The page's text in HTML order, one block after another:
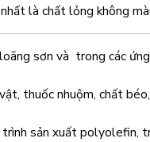
là chất lỏng không
sơn và trong các
thuốc nhuộm, chất
sản xuất polyolefin,